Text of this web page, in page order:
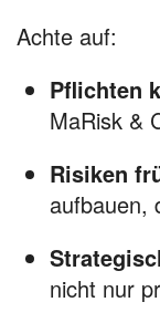
Achte auf:
Pflichten
MaRisk &
Risiken
aufbauen,
nicht nur